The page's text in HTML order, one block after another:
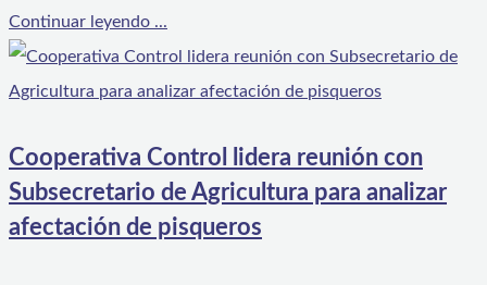
Continuar leyendo ...
Cooperativa Control lidera reunión con
Subsecretario de Agricultura para analizar
afectación de pisqueros